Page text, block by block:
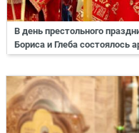
В день престольного
Бориса и Глеба состоялось